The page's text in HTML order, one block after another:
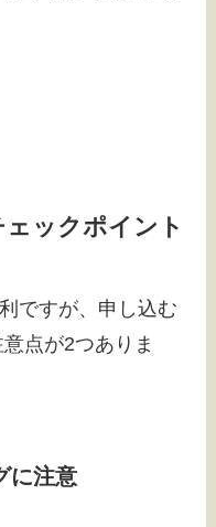
ックポイント
ですが、申し込む
点が2つありま
に注意